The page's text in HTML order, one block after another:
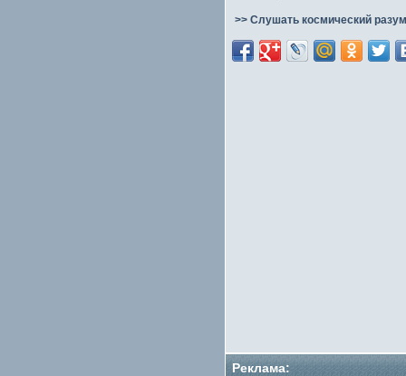
>> Слушать космический
Реклама: